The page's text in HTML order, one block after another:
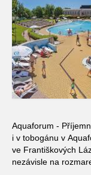
Aquaforum -
i v tobogánu v
ve Františkových
nezávisle na